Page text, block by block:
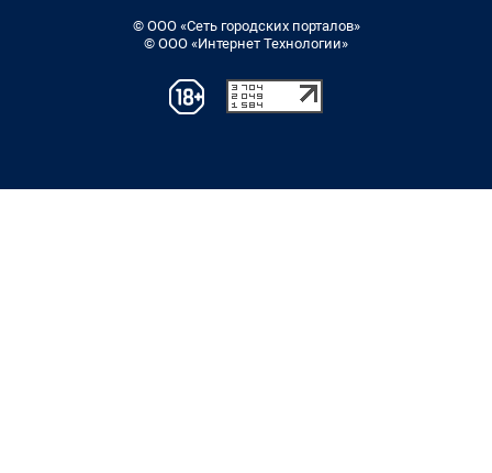
© ООО «Сеть городских порталов»
© ООО «Интернет Технологии»